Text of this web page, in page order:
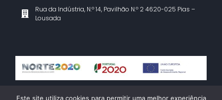
Rua da Indústria, N.º 14, Pavilhão N.º 2 4620-025 Pias –
Lousada
Este site utiliza cookies para permitir uma melhor experiência